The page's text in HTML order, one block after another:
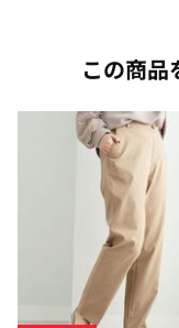
この商品